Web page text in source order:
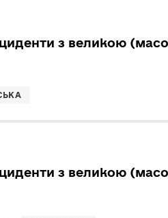
з великою
з великою